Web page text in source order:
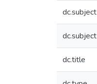
dc.subject
dc.subject
dc.title